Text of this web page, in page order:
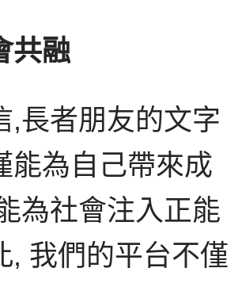
共融
,長者朋友的文字
能為自己帶來成
為社會注入正能
, 我們的平台不僅